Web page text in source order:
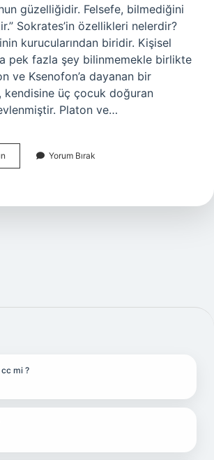
güzelliğidir. Felsefe, bilmediğini
Sokrates’in özellikleri nelerdir?
kurucularından biridir. Kişisel
pek fazla şey bilinmemekle birlikte
ve Ksenofon’a dayanan bir
kendisine üç çocuk doğuran
Platon ve…
Sokrates
Denince
Gelir
Yorum Bırak
mi ?